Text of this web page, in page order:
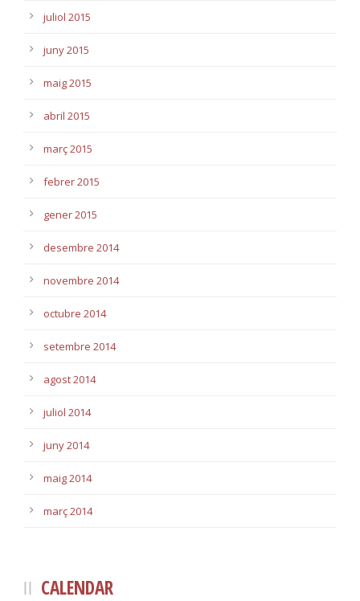
juliol 2015
juny 2015
maig 2015
abril 2015
març 2015
febrer 2015
gener 2015
desembre 2014
novembre 2014
octubre 2014
setembre 2014
agost 2014
juliol 2014
juny 2014
maig 2014
març 2014
CALENDAR